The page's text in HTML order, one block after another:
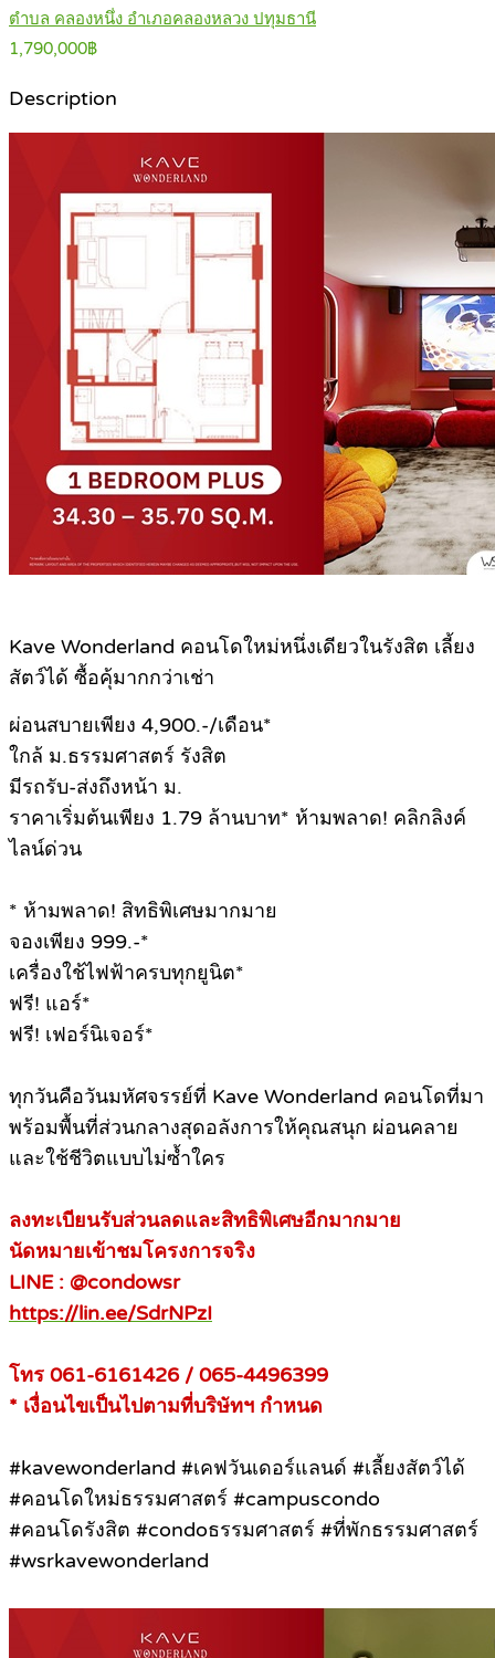
ตำบล คลองหนึ่ง อำเภอคลองหลวง ปทุมธานี
1,790,000฿
Description
Kave Wonderland คอนโดใหม่หนึ่งเดียวในรังสิต เลี้ยง
สัตว์ได้ ซื้อคุ้มากกว่าเช่า
ผ่อนสบายเพียง 4,900.-/เดือน*
ใกล้ ม.ธรรมศาสตร์ รังสิต
มีรถรับ-ส่งถึงหน้า ม.
ราคาเริ่มต้นเพียง 1.79 ล้านบาท* ห้ามพลาด! คลิกลิงค์
ไลน์ด่วน
* ห้ามพลาด! สิทธิพิเศษมากมาย
จองเพียง 999.-*
เครื่องใช้ไฟฟ้าครบทุกยูนิต*
ฟรี! แอร์*
ฟรี! เฟอร์นิเจอร์*
ทุกวันคือวันมหัศจรรย์ที่ Kave Wonderland คอนโดที่มา
พร้อมพื้นที่ส่วนกลางสุดอลังการให้คุณสนุก ผ่อนคลาย
และใช้ชีวิตแบบไม่ซ้ำใคร
ลงทะเบียนรับส่วนลดและสิทธิพิเศษอีกมากมาย
นัดหมายเข้าชมโครงการจริง
LINE : @condowsr
https://lin.ee/SdrNPzI
โทร 061-6161426 / 065-4496399
* เงื่อนไขเป็นไปตามที่บริษัทฯ กำหนด
#kavewonderland #เคฟวันเดอร์แลนด์ #เลี้ยงสัตว์ได้
#คอนโดใหม่ธรรมศาสตร์ #campuscondo
#คอนโดรังสิต #condoธรรมศาสตร์ #ที่พักธรรมศาสตร์
#wsrkavewonderland